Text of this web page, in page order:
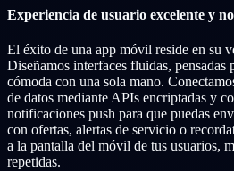
Experiencia de usuario excelente y
El éxito de una app móvil reside en su
Diseñamos interfaces fluidas, pensadas
cómoda con una sola mano.
de datos mediante APIs encriptadas y
notificaciones push para que puedas
con ofertas, alertas de servicio o
a la pantalla del móvil de tus usuarios,
repetidas.